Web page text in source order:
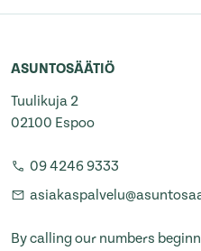
ASUNTOSÄÄTIÖ
Tuulikuja 2
02100 Espoo
09 4246 9333
By calling our numbers